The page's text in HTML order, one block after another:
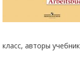
класс, авторы